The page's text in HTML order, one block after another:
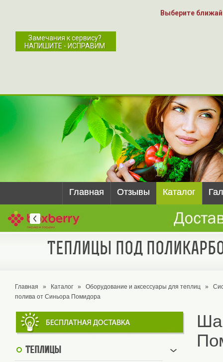
Выберите
Замечания к сервису?
НАПИШИТЕ - ИСПРАВИМ
Главная Отзывы Каталог
Теплицы под
Главная » Каталог » Оборудование и аксессуары для теплиц »
полива от Синьора Помидора
Теплицы